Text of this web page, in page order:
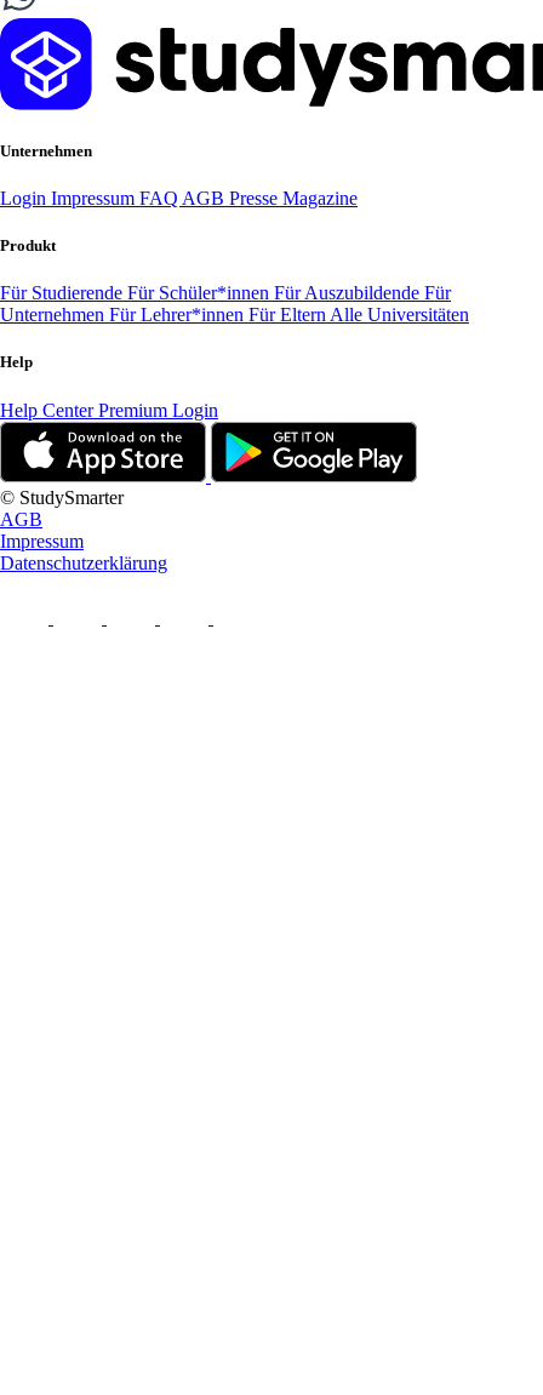
Unternehmen
Login Impressum FAQ AGB Presse Magazine
Produkt
Für Studierende Für Schüler*innen Für Auszubildende Für
Unternehmen Für Lehrer*innen Für Eltern Alle Universitäten
Help
Help CenterPremium Login
© StudySmarter
AGB
Impressum
Datenschutzerklärung